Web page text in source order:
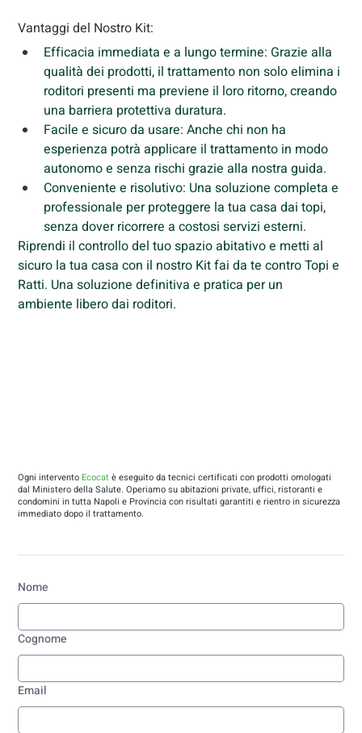
Vantaggi del Nostro Kit:
Efficacia immediata e a lungo termine: Grazie alla
qualità dei prodotti, il trattamento non solo elimina i
roditori presenti ma previene il loro ritorno, creando
una barriera protettiva duratura.
Facile e sicuro da usare: Anche chi non ha
esperienza potrà applicare il trattamento in modo
autonomo e senza rischi grazie alla nostra guida.
Conveniente e risolutivo: Una soluzione completa e
professionale per proteggere la tua casa dai topi,
senza dover ricorrere a costosi servizi esterni.
Riprendi il controllo del tuo spazio abitativo e metti al
sicuro la tua casa con il nostro Kit fai da te contro Topi e
Ratti. Una soluzione definitiva e pratica per un
ambiente libero dai roditori.
Ogni intervento Ecocatè eseguito da tecnici certificati con prodotti omologati
dal Ministero della Salute. Operiamo su abitazioni private, uffici, ristoranti e
condomini in tutta Napoli e Provincia con risultati garantiti e rientro in sicurezza
immediato dopo il trattamento.
Nome
Cognome
Email